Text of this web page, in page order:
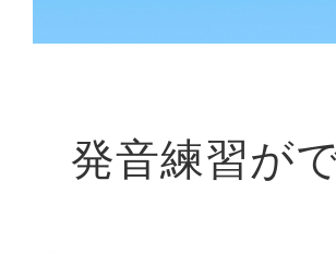
発音練習が